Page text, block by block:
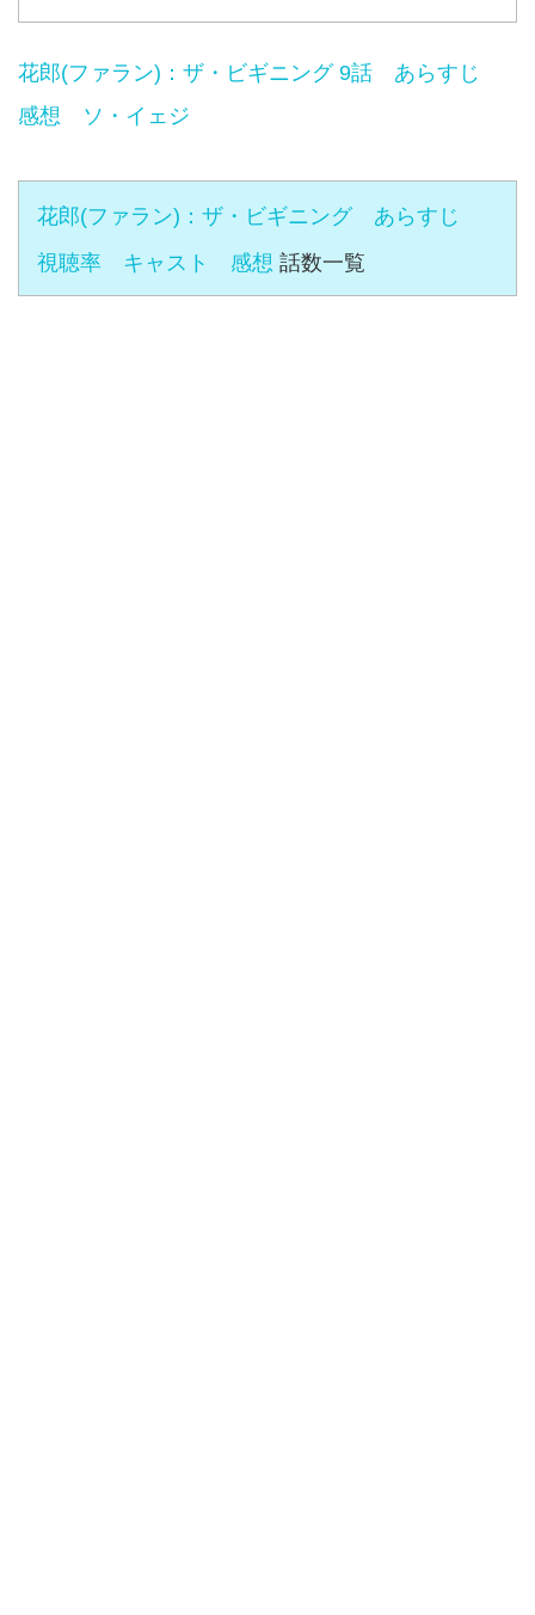
花郎(ファラン)：ザ・ビギニング 9話 あらすじ
感想 ソ・イェジ
花郎(ファラン)：ザ・ビギニング あらすじ
視聴率 キャスト 感想 話数一覧